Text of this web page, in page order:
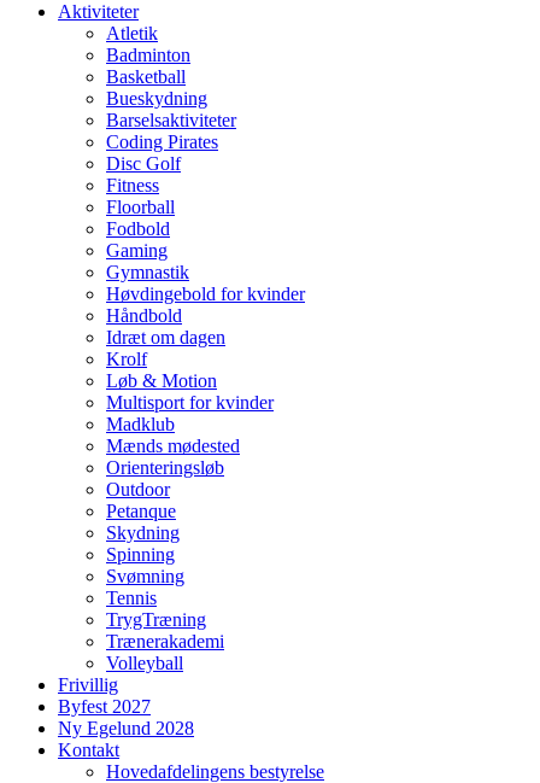
Aktiviteter
Atletik
Badminton
Basketball
Bueskydning
Barselsaktiviteter
Coding Pirates
Disc Golf
Fitness
Floorball
Fodbold
Gaming
Gymnastik
Høvdingebold for kvinder
Håndbold
Idræt om dagen
Krolf
Løb & Motion
Multisport for kvinder
Madklub
Mænds mødested
Orienteringsløb
Outdoor
Petanque
Skydning
Spinning
Svømning
Tennis
TrygTræning
Trænerakademi
Volleyball
Frivillig
Byfest 2027
Ny Egelund 2028
Kontakt
Hovedafdelingens bestyrelse